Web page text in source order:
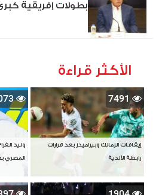
بطولات إفريقية
الأكثر قراءة
7491
إيقافات الزمالك وبيراميدز بعد قرارات
رابطة الأندية
وليد
المصري